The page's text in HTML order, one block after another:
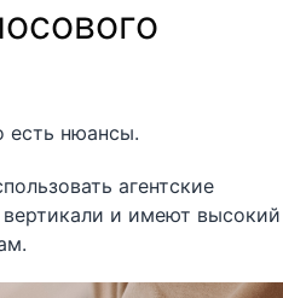
есть нюансы.
агентские
и имеют высокий